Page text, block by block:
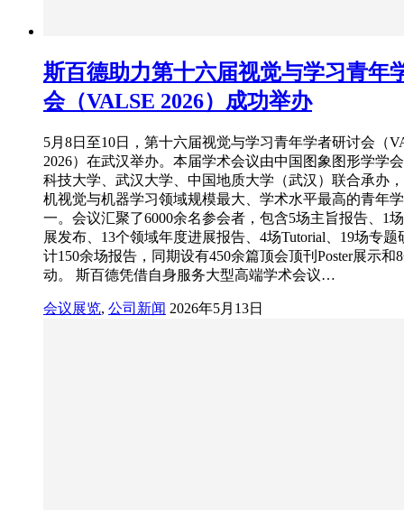
斯百德助力第十六届视觉与学习青年
会（VALSE 2026）成功举办
5月8日至10日，第十六届视觉与学习青年学者研讨会（
2026）在武汉举办。本届学术会议由中国图象图形学学
科技大学、武汉大学、中国地质大学（武汉）联合承办
机视觉与机器学习领域规模最大、学术水平最高的青年
一。会议汇聚了6000余名参会者，包含5场主旨报告、1
展发布、13个领域年度进展报告、4场Tutorial、19场专题
计150余场报告，同期设有450余篇顶会顶刊Poster展示和
动。 斯百德凭借自身服务大型高端学术会议…
会议展览, 公司新闻 2026年5月13日